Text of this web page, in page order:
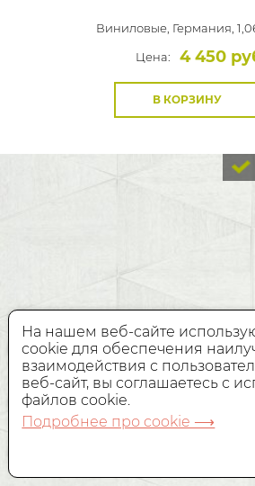
Виниловые, Германия,
Цена:
4 450
В КОРЗИНУ
На нашем веб-сайте
cookie для обеспечения
взаимодействия с
веб-сайт, вы соглашаетесь с
файлов cookie.
Подробнее про cookie ⟶